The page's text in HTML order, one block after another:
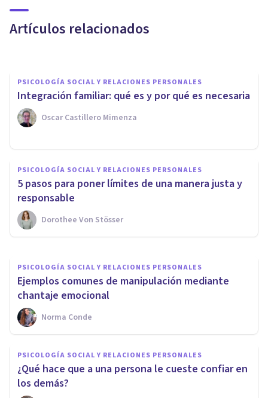
Artículos relacionados
22 señales de alarma
PSICOLOGÍA SOCIAL Y RELACIONES PERSONALES
Integración familiar: qué es y por qué es necesaria
Oscar Castillero Mimenza
PSICOLOGÍA SOCIAL Y RELACIONES PERSONALES
5 pasos para poner límites de una manera justa y
responsable
Dorothee Von Stösser
¿Cómo detectar el Chantaje
Emocional?
Tomás Santa Cecilia
PSICOLOGÍA SOCIAL Y RELACIONES PERSONALES
Ejemplos comunes de manipulación mediante
chantaje emocional
Norma Conde
PSICOLOGÍA SOCIAL Y RELACIONES PERSONALES
¿Qué hace que a una persona le cueste confiar en
los demás?